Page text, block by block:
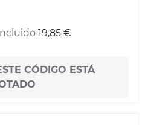
19,85 €
CÓDIGO ESTÁ